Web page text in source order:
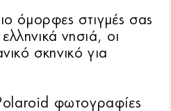
όμορφες στιγμές σας
νησιά, οι
σκηνικό για
φωτογραφίες